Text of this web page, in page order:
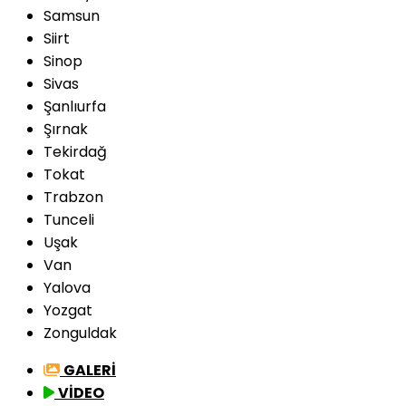
Samsun
Siirt
Sinop
Sivas
Şanlıurfa
Şırnak
Tekirdağ
Tokat
Trabzon
Tunceli
Uşak
Van
Yalova
Yozgat
Zonguldak
GALERİ
VİDEO